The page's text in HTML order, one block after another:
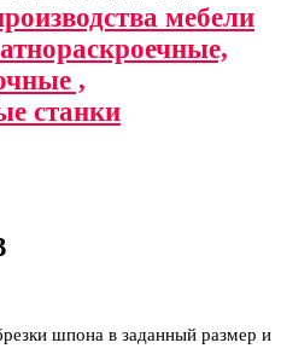
мебели
,
станки
шпона в заданный размер и